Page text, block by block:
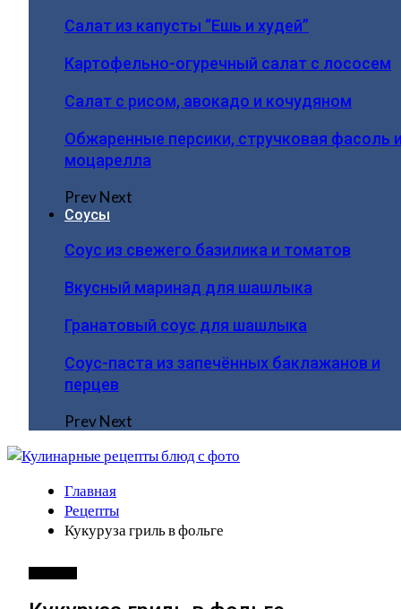
Салат из капусты “Ешь и худей”
Картофельно-огуречный салат с лососем
Салат с рисом, авокадо и кочудяном
Обжаренные персики, стручковая фасоль
моцарелла
PrevNext
Соусы
Соус из свежего базилика и томатов
Вкусный маринад для шашлыка
Гранатовый соус для шашлыка
Соус-паста из запечённых баклажанов и
перцев
PrevNext
Главная
Рецепты
Кукуруза гриль в фольге